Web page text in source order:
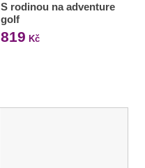
S rodinou na adventure
golf
819 Kč